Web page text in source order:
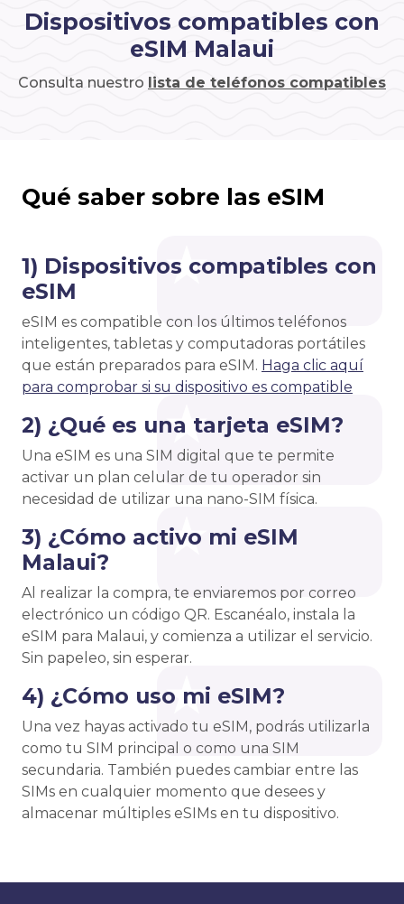
Dispositivos compatibles con
eSIM Malaui
Consulta nuestro lista de teléfonos compatibles
Qué saber sobre las eSIM
1) Dispositivos compatibles con
eSIM
eSIM es compatible con los últimos teléfonos
inteligentes, tabletas y computadoras portátiles
que están preparados para eSIM. Haga clic aquí
para comprobar si su dispositivo es compatible
2) ¿Qué es una tarjeta eSIM?
Una eSIM es una SIM digital que te permite
activar un plan celular de tu operador sin
necesidad de utilizar una nano-SIM física.
3) ¿Cómo activo mi eSIM
Malaui?
Al realizar la compra, te enviaremos por correo
electrónico un código QR. Escanéalo, instala la
eSIM para Malaui, y comienza a utilizar el servicio.
Sin papeleo, sin esperar.
4) ¿Cómo uso mi eSIM?
Una vez hayas activado tu eSIM, podrás utilizarla
como tu SIM principal o como una SIM
secundaria. También puedes cambiar entre las
SIMs en cualquier momento que desees y
almacenar múltiples eSIMs en tu dispositivo.